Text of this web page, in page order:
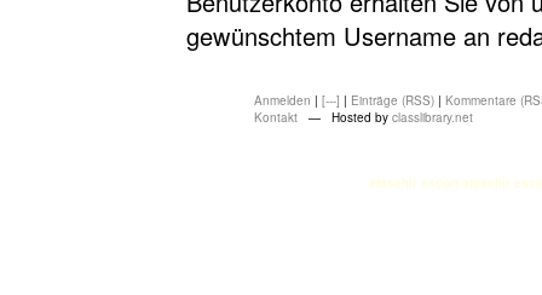
gewünschtem Username an
Anmelden | [---] | Einträge (RSS) | Kommentare
Kontakt — Hosted by classlibrary.net
atasehir escort atasehir